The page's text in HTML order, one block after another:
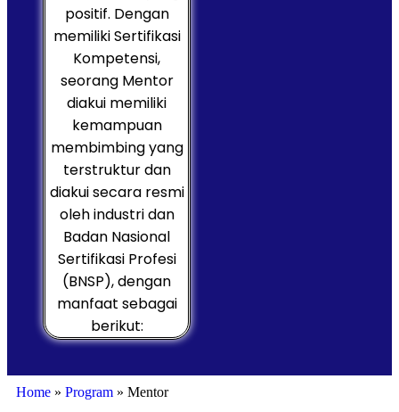
positif. Dengan
memiliki Sertifikasi
Kompetensi,
seorang Mentor
diakui memiliki
kemampuan
membimbing yang
terstruktur dan
diakui secara resmi
oleh industri dan
Badan Nasional
Sertifikasi Profesi
(BNSP), dengan
manfaat sebagai
berikut:
Home » Program » Mentor